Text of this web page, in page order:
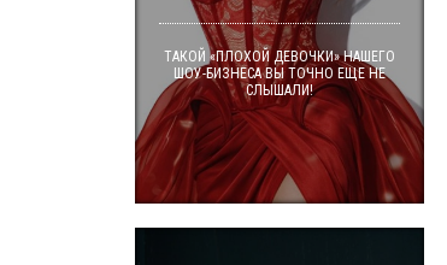
ТАКОЙ «ПЛОХОЙ ДЕВОЧКИ» НАШЕГО
ШОУ-БИЗНЕСА ВЫ ТОЧНО ЕЩЕ НЕ
СЛЫШАЛИ!